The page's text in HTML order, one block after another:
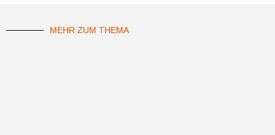
MEHR ZUM THEMA